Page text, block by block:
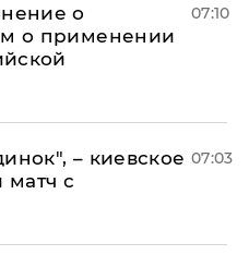
о
о применении
07:10
– киевское
матч с
07:03